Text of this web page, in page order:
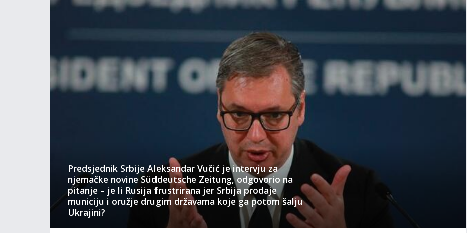
Predsjednik Srbije Aleksandar Vučić je intervju za
njemačke novine Süddeutsche Zeitung, odgovorio na
pitanje – je li Rusija frustrirana jer Srbija prodaje
municiju i oružje drugim državama koje ga potom šalju
Ukrajini?